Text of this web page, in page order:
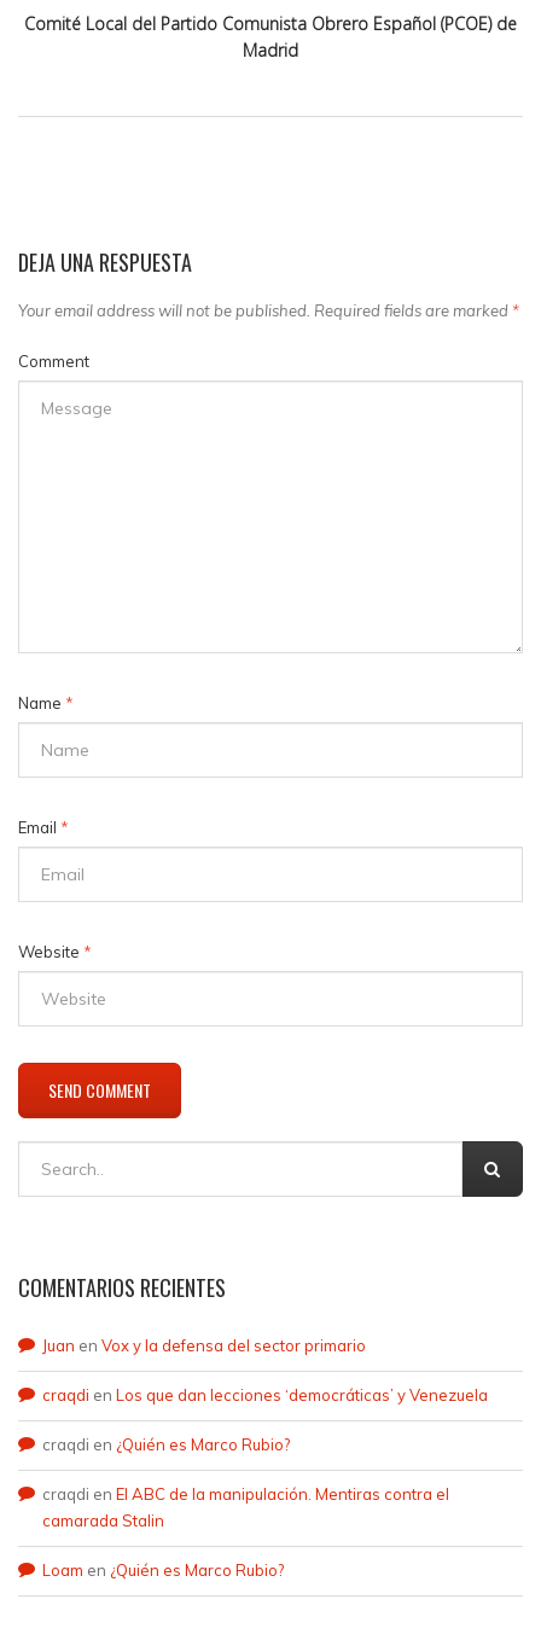
Comité Local del Partido Comunista Obrero Español (PCOE) de
Madrid
DEJA UNA RESPUESTA
Your email address will not be published. Required fields are marked *
Comment
Name *
Email *
Website *
COMENTARIOS RECIENTES
Juan en Vox y la defensa del sector primario
craqdi en Los que dan lecciones ‘democráticas’ y Venezuela
craqdi en ¿Quién es Marco Rubio?
craqdi en El ABC de la manipulación. Mentiras contra el
camarada Stalin
Loam en ¿Quién es Marco Rubio?